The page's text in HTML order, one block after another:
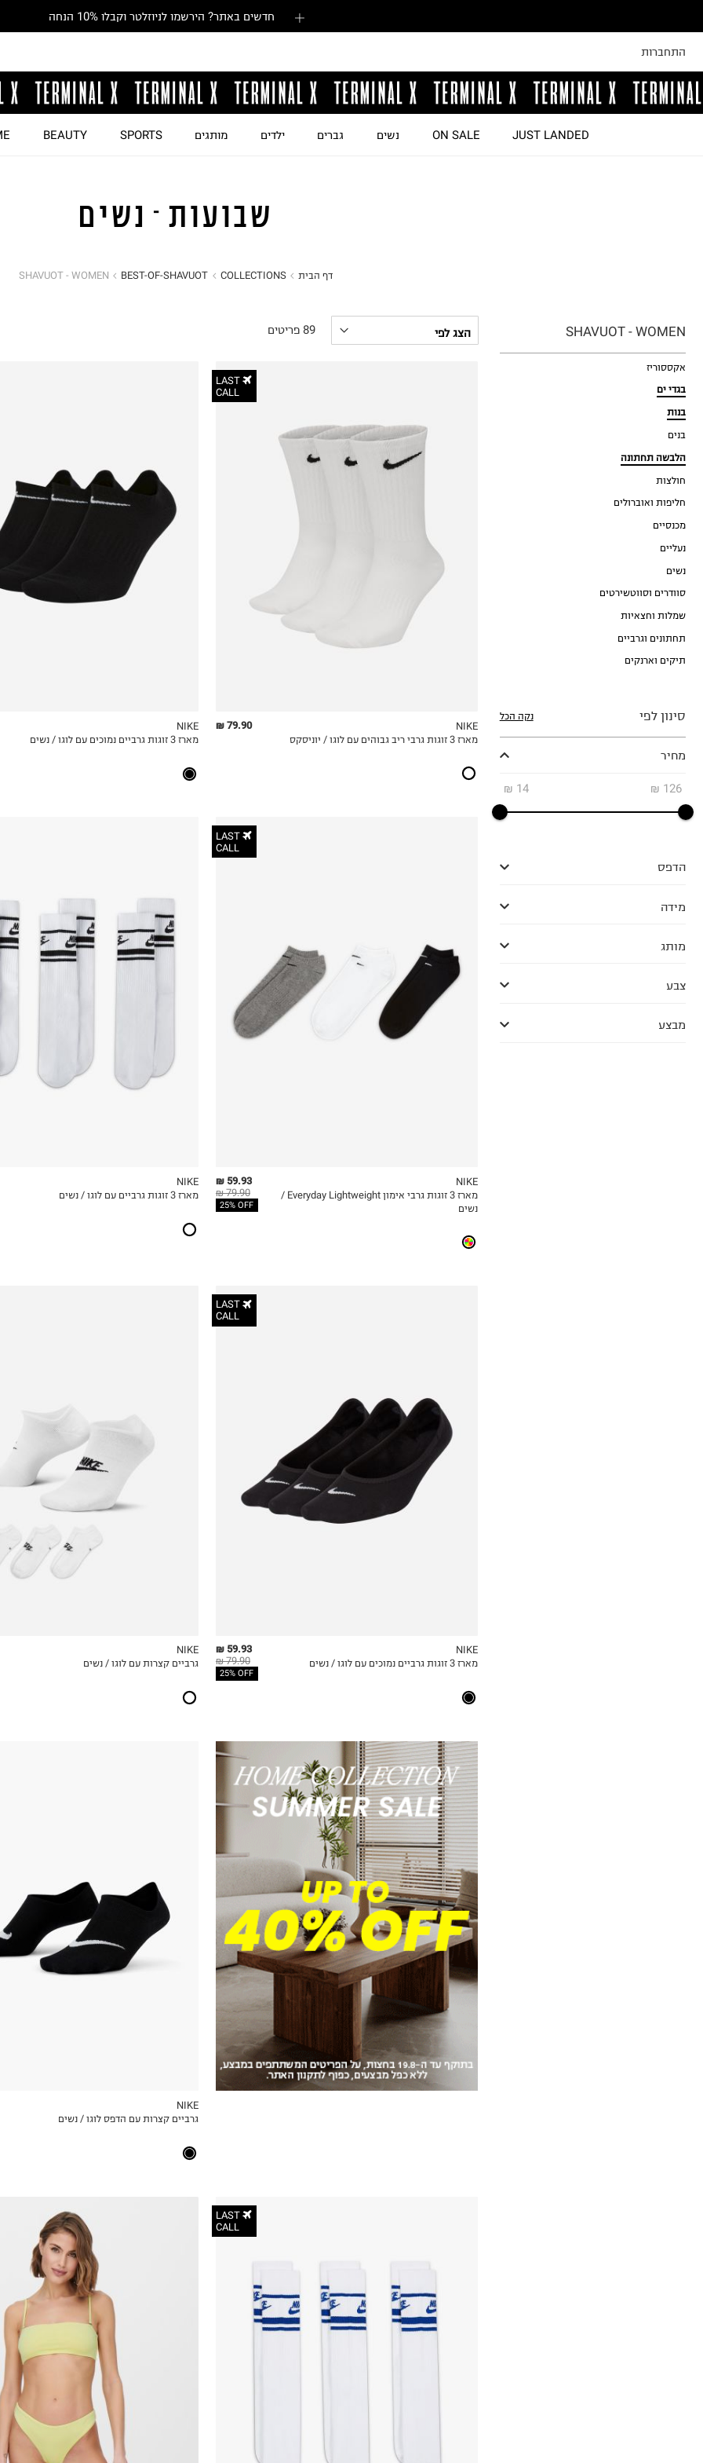
הכניסו מייל
אני רוצה לקבל מטרמינל איקס מידע ופרסום על הטבות,
עדכונים וקולקציות חדשות באמצעי התקשרות
והטכנולוגיה השונים כגון: דוא"ל/ סמס/ וואטסאפ ועוד.
ידוע לי כי באפשרותי לבטל את ההסכמה בכל עת באיזור
נוסף על אופן השימוש במידע האישי ראו את
חדשים באתר? הירשמו לניוזלטר וקבלו 10% הנחה
התחברות
JUST LANDED
ON SALE נשים גברים ילדים מותגים SPORTS
BEAUTY
שבועות - נשים
דף הבית COLLECTIONS
BEST-OF-SHAVUOT
SHAVUOT - WOMEN
SHAVUOT - WOMEN
אקססוריז
בגדי ים
בנות
בנים
הלבשה תחתונה
חולצות
חליפות ואוברולים
מכנסיים
נעליים
נשים
סוודרים וסווטשירטים
שמלות וחצאיות
תחתונים וגרביים
תיקים וארנקים
סינון לפי נקה הכל
מחיר
14
₪ 126
₪
הדפס
מידה
מותג
צבע
מבצע
89 פריטים
LAST
CALL
MY LIST
QUICKVIEW
79.90 ₪
NIKE
מארז 3 זוגות גרבי ריב גבוהים עם לוגו / יוניסקס
MY LIST
NIKE
מארז 3 זוגות גרביים נמוכים עם לוגו / נשים
LAST
CALL
MY LIST
QUICKVIEW
38-42
46-50
59.93 ₪
79.90 ₪
25% OFF
NIKE
מארז 3 זוגות גרבי אימון Everyday Lightweight /
נשים
MY LIST
NIKE
מארז 3 זוגות גרביים עם לוגו / נשים
LAST
CALL
MY LIST
QUICKVIEW
59.93 ₪
79.90 ₪
25% OFF
NIKE
מארז 3 זוגות גרביים נמוכים עם לוגו / נשים
MY LIST
NIKE
גרביים קצרות עם לוגו / נשים
MY LIST
42-46
46-50
NIKE
גרביים קצרות עם הדפס לוגו / נשים
LAST
CALL